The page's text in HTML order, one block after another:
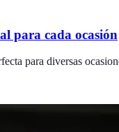
para cada ocasión
para diversas